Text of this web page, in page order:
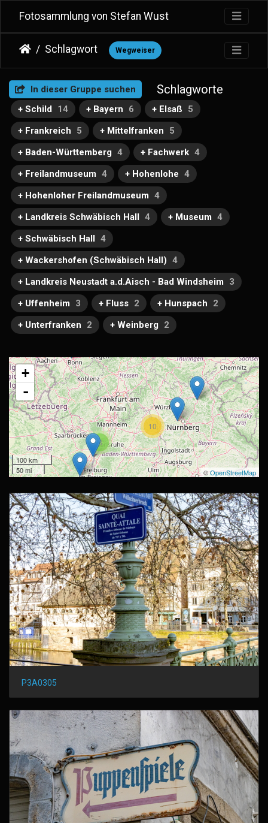
Fotosammlung von Stefan Wust
Schlagwort Wegweiser
In dieser Gruppe suchen Schlagworte
+ Schild 14 + Bayern 6 + Elsaß
5
+ Frankreich
5 + Mittelfranken
5
+ Baden-Württemberg 4 + Fachwerk 4
+ Freilandmuseum 4 + Hohenlohe 4
+ Hohenloher Freilandmuseum 4
+ Landkreis Schwäbisch Hall 4 + Museum 4
+ Schwäbisch Hall 4
+ Wackershofen (Schwäbisch Hall) 4
+ Landkreis Neustadt a.d.Aisch - Bad Windsheim
3
+ Uffenheim
3 + Fluss 2 + Hunspach
2
+ Unterfranken
2 + Weinberg 2
10
3
+
-
100 km
50 mi
©OpenStreetMap
P3A0305